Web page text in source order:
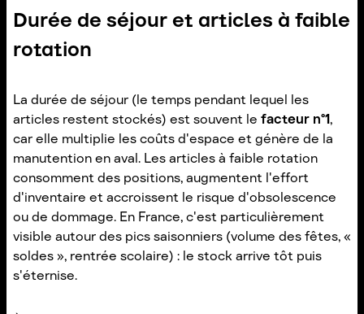
Durée de séjour et articles à faible
rotation
La durée de séjour (le temps pendant lequel les
articles restent stockés) est souvent le facteur n°1,
car elle multiplie les coûts d'espace et génère de la
manutention en aval. Les articles à faible rotation
consomment des positions, augmentent l'effort
d'inventaire et accroissent le risque d'obsolescence
ou de dommage. En France, c'est particulièrement
visible autour des pics saisonniers (volume des fêtes, «
soldes », rentrée scolaire) : le stock arrive tôt puis
s'éternise.